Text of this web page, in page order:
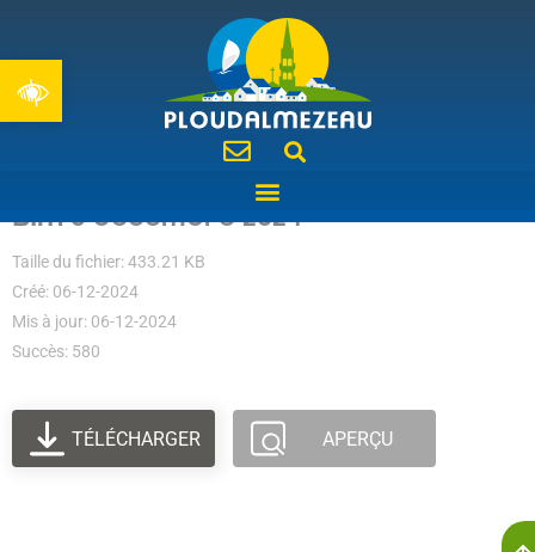
Ouvrir la barre d’outils
BIM 6 décembre 2024
Taille du fichier: 433.21 KB
Créé: 06-12-2024
Mis à jour: 06-12-2024
Succès: 580
TÉLÉCHARGER APERÇU